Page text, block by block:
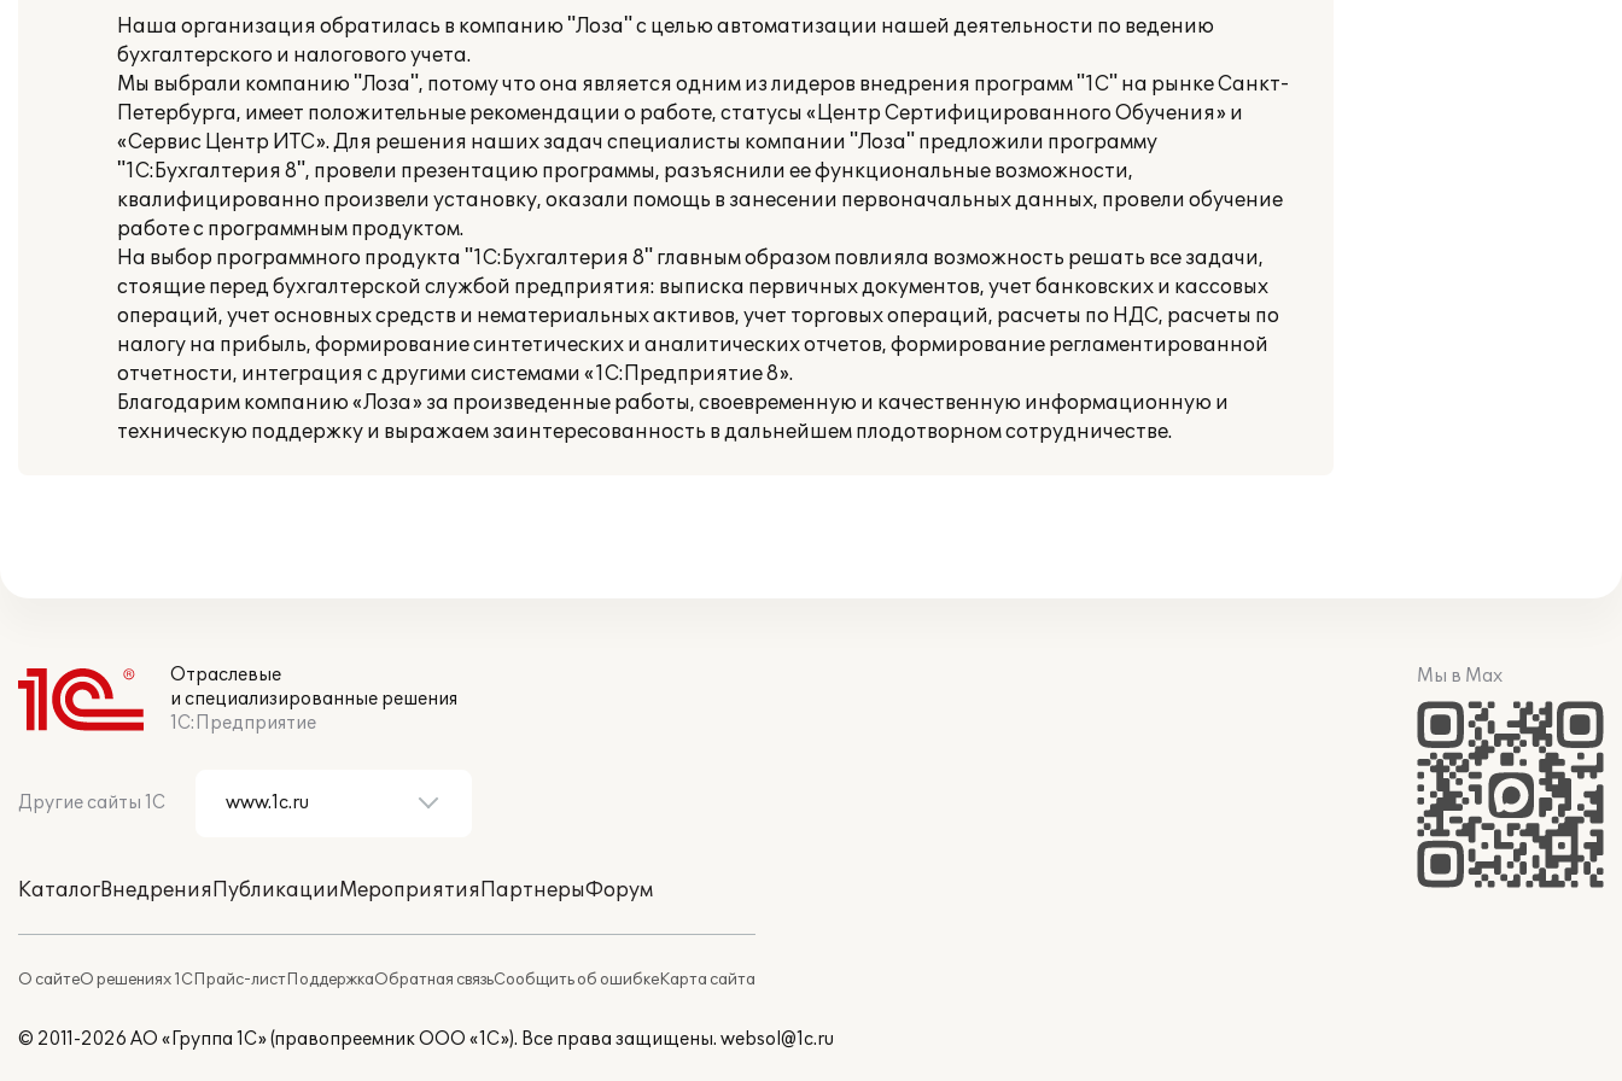
Наша организация обратилась в компанию "Лоза" с целью автоматизации нашей деятельности по ведению
бухгалтерского и налогового учета.
Мы выбрали компанию "Лоза", потому что она является одним из лидеров внедрения программ "1С" на рынке Санкт-
Петербурга, имеет положительные рекомендации о работе, статусы «Центр Сертифицированного Обучения» и
«Сервис Центр ИТС». Для решения наших задач специалисты компании "Лоза" предложили программу
"1С:Бухгалтерия 8", провели презентацию программы, разъяснили ее функциональные возможности,
квалифицированно произвели установку, оказали помощь в занесении первоначальных данных, провели обучение
работе с программным продуктом.
На выбор программного продукта "1С:Бухгалтерия 8" главным образом повлияла возможность решать все задачи,
стоящие перед бухгалтерской службой предприятия: выписка первичных документов, учет банковских и кассовых
операций, учет основных средств и нематериальных активов, учет торговых операций, расчеты по НДС, расчеты по
налогу на прибыль, формирование синтетических и аналитических отчетов, формирование регламентированной
отчетности, интеграция с другими системами «1С:Предприятие 8».
Благодарим компанию «Лоза» за произведенные работы, своевременную и качественную информационную и
техническую поддержку и выражаем заинтересованность в дальнейшем плодотворном сотрудничестве.
Отраслевые
и специализированные решения
1С:Предприятие
Другие сайты 1С
КаталогВнедренияПубликацииМероприятияПартнерыФорум
О сайтеО решениях 1СПрайс-листПоддержкаОбратная связьСообщить об ошибкеКарта сайта
Мы в Max
© 2011-2026 АО «Группа 1С» (правопреемник ООО «1С»). Все права защищены. websol@1c.ru